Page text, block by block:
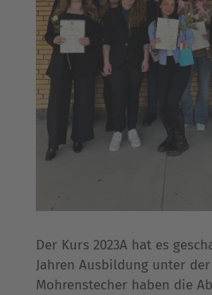
Der Kurs 2023A hat es
Jahren Ausbildung unter
Mohrenstecher haben die